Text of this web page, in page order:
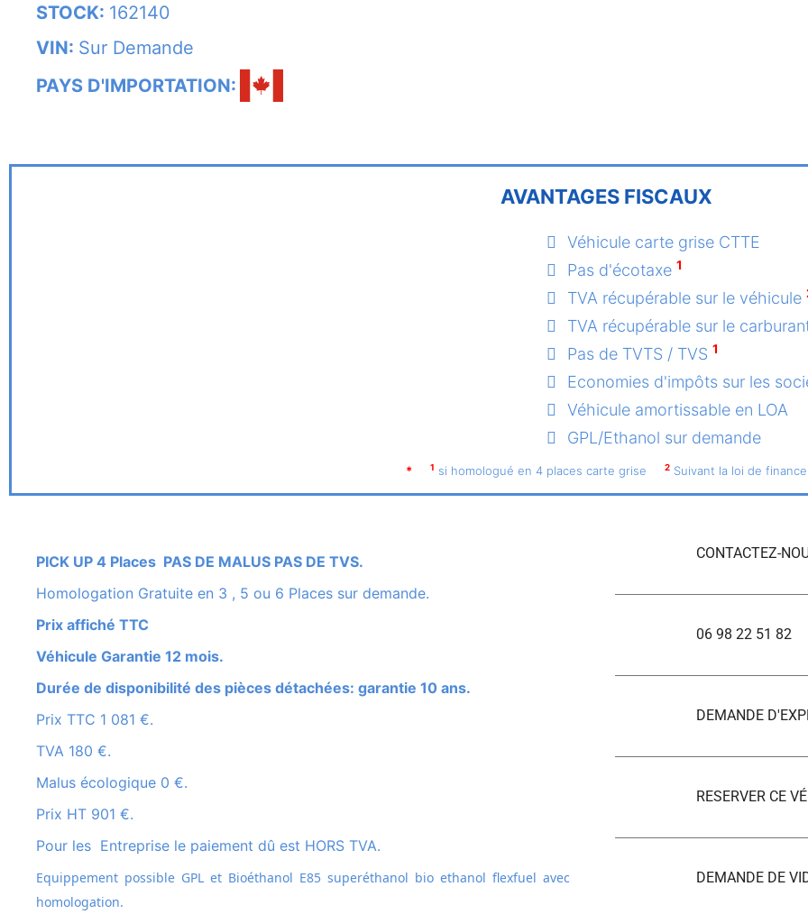
STOCK: 162140
VIN: Sur Demande
PAYS D'IMPORTATION:
AVANTAGES FISCAUX
Véhicule carte grise CTTE
Pas d'écotaxe 1
TVA récupérable sur le véhicule
TVA récupérable sur le
Pas de TVTS / TVS 1
Economies d'impôts sur les
Véhicule amortissable en LOA
GPL/Ethanol sur demande
* 1 si homologué en 4 places carte grise 2 Suivant la loi de finance
PICK UP 4 Places PAS DE MALUS PAS DE TVS.
Homologation Gratuite en 3 , 5 ou 6 Places sur demande.
Prix affiché TTC
Véhicule Garantie 12 mois.
Durée de disponibilité des pièces détachées: garantie 10 ans.
Prix TTC 1 081 €.
TVA 180 €.
Malus écologique 0 €.
Prix HT 901 €.
Pour les Entreprise le paiement dû est HORS TVA.
Equippement possible GPL et Bioéthanol E85 superéthanol bio ethanol flexfuel avec
homologation.
CONTACTEZ-
06 98 22 51 82
DEMANDE
RESERVER CE
DEMANDE DE